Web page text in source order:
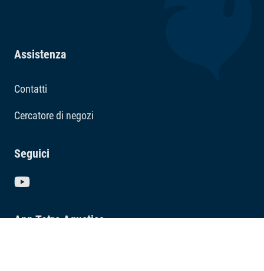
Assistenza
Contatti
Cercatore di negozi
Seguici
App Tetra Aquatics